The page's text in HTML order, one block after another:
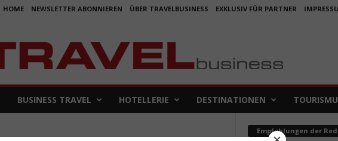
HOME NEWSLETTER ABONNIEREN ÜBER TRAVELBUSINESS EXKLUSIV FÜR PARTNER
BUSINESS TRAVEL HOTELLERIE DESTINATIONEN
Empfehlungen der